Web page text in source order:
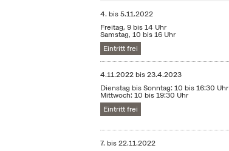
4. bis5.11.2022
Freitag, 9 bis 14 Uhr
Samstag, 10 bis 16 Uhr
Eintritt frei
4.11.2022 bis23.4.2023
Dienstag bis Sonntag: 10 bis 16:30 Uhr
Mittwoch: 10 bis 19:30 Uhr
Eintritt frei
7. bis22.11.2022